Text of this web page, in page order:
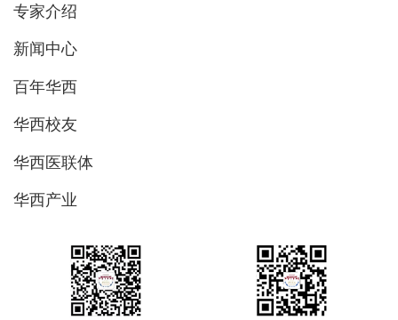
专家介绍
新闻中心
百年华西
华西校友
华西医联体
华西产业